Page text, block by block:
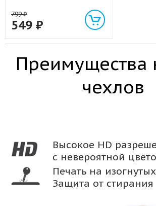
799₽
549 ₽
Преимущества
чехлов
Высокое HD
с невероятной
Печать на
Защита от